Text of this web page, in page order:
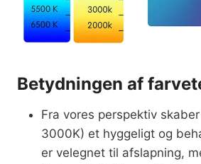
Betydningen af
Fra vores perspektiv
3000K) et hyggeligt og
er velegnet til afslapning,